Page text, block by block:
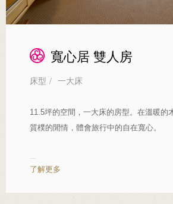
寬心居 雙人房
床型 / 一大床
11.5坪的空間，一大床的房型。在溫暖的
質樸的閒情，體會旅行中的自在寬心。
了解更多